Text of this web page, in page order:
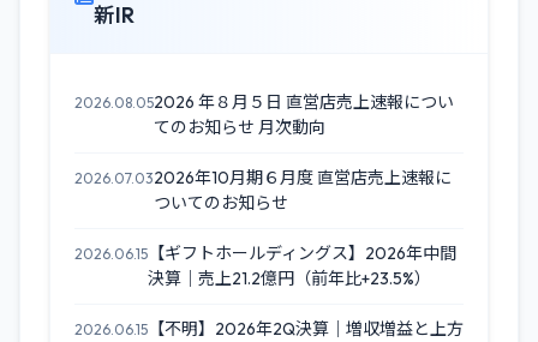
新IR
2026.08.052026 年８月５日 直営店売上速報につい
てのお知らせ 月次動向
2026.07.032026年10月期６月度 直営店売上速報に
ついてのお知らせ
2026.06.15 【ギフトホールディングス】2026年中間
決算｜売上21.2億円（前年比+23.5%）
2026.06.15 【不明】2026年2Q決算｜増収増益と上方